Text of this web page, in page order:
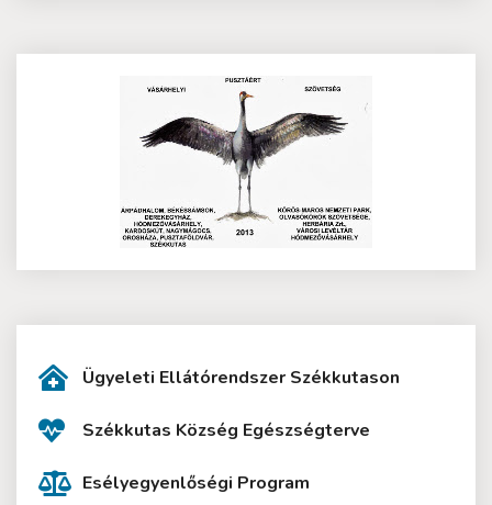
Ügyeleti Ellátórendszer Székkutason
Székkutas Község Egészségterve
Esélyegyenlőségi Program